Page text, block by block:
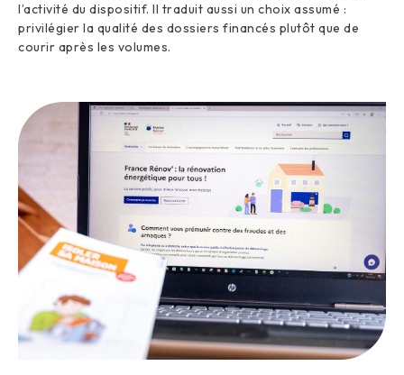
l’activité du dispositif. Il traduit aussi un choix assumé :
privilégier la qualité des dossiers financés plutôt que de
courir après les volumes.